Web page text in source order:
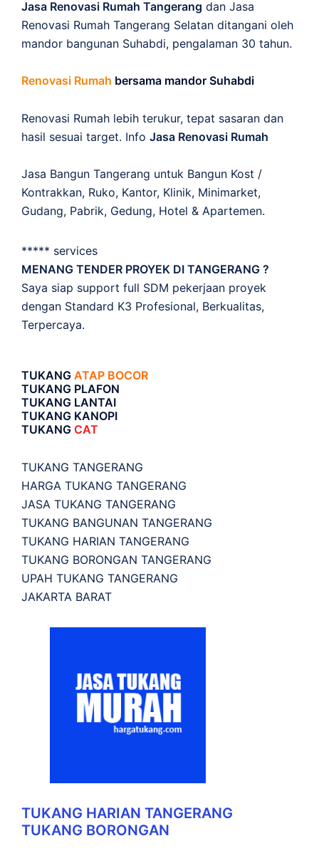
Jasa Renovasi Rumah Tangerang dan Jasa
Renovasi Rumah Tangerang Selatan ditangani oleh
mandor bangunan Suhabdi, pengalaman 30 tahun.
Renovasi Rumah bersama mandor Suhabdi
Renovasi Rumah lebih terukur, tepat sasaran dan
hasil sesuai target. Info Jasa Renovasi Rumah
Jasa Bangun Tangerang untuk Bangun Kost /
Kontrakkan, Ruko, Kantor, Klinik, Minimarket,
Gudang, Pabrik, Gedung, Hotel & Apartemen.
***** services
MENANG TENDER PROYEK DI TANGERANG ?
Saya siap support full SDM pekerjaan proyek
dengan Standard K3 Profesional, Berkualitas,
Terpercaya.
TUKANG ATAP BOCOR
TUKANG PLAFON
TUKANG LANTAI
TUKANG KANOPI
TUKANG CAT
TUKANG TANGERANG
HARGA TUKANG TANGERANG
JASA TUKANG TANGERANG
TUKANG BANGUNAN TANGERANG
TUKANG HARIAN TANGERANG
TUKANG BORONGAN TANGERANG
UPAH TUKANG TANGERANG
JAKARTA BARAT
TUKANG HARIAN TANGERANG
TUKANG BORONGAN